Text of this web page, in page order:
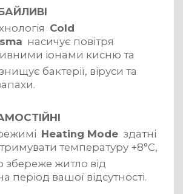
Cold
насичує повітря
іонами кисню та
бактерії, віруси та
Heating Mode здатні
температуру +8°С,
збереже житло від
період вашої відсутності.